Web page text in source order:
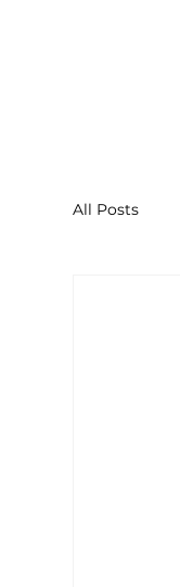
All Posts